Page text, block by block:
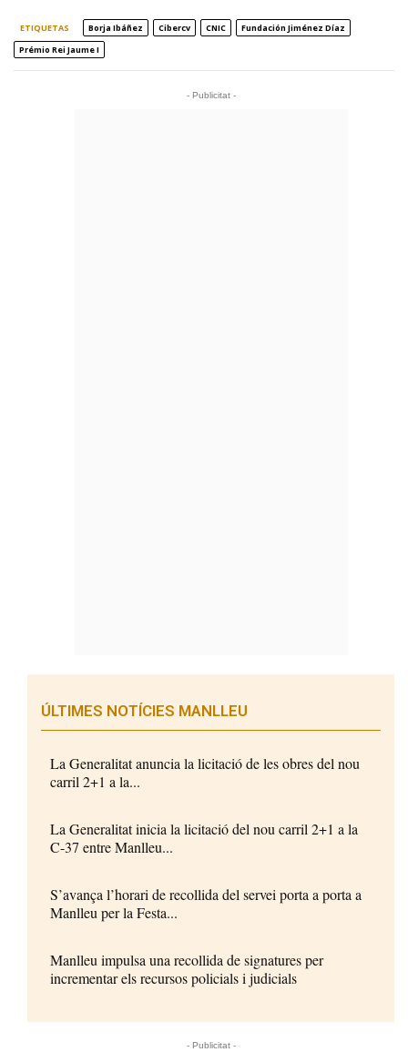
ETIQUETAS Borja Ibáñez Cibercv CNIC
Fundación Jiménez Díaz
Prémio Rei Jaume I
- Publicitat -
ÚLTIMES NOTÍCIES MANLLEU
La Generalitat anuncia la licitació de les obres del nou
carril 2+1 a la...
La Generalitat inicia la licitació del nou carril 2+1 a la
C-37 entre Manlleu...
S’avança l’horari de recollida del servei porta a porta a
Manlleu per la Festa...
Manlleu impulsa una recollida de signatures per
incrementar els recursos policials i judicials
- Publicitat -